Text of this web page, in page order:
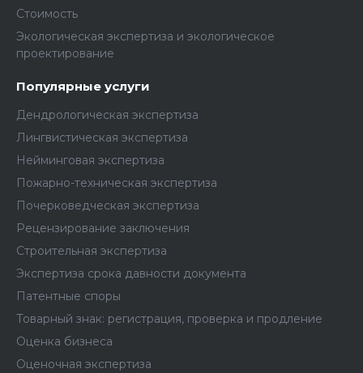
Стоимость
Экологическая экспертиза и экологическое
проектирование
Популярные услуги
Дендрологическая экспертиза
Лингвистическая экспертиза
Нейминговая экспертиза
Пожарно-техническая экспертиза
Почерковедческая экспертиза
Рецензирование заключения
Строительная экспертиза
Экспертиза срока давности документа
Патентные споры
Товарный знак: регистрация, проверка и продление
Оценка бизнеса
Оценочная экспертиза